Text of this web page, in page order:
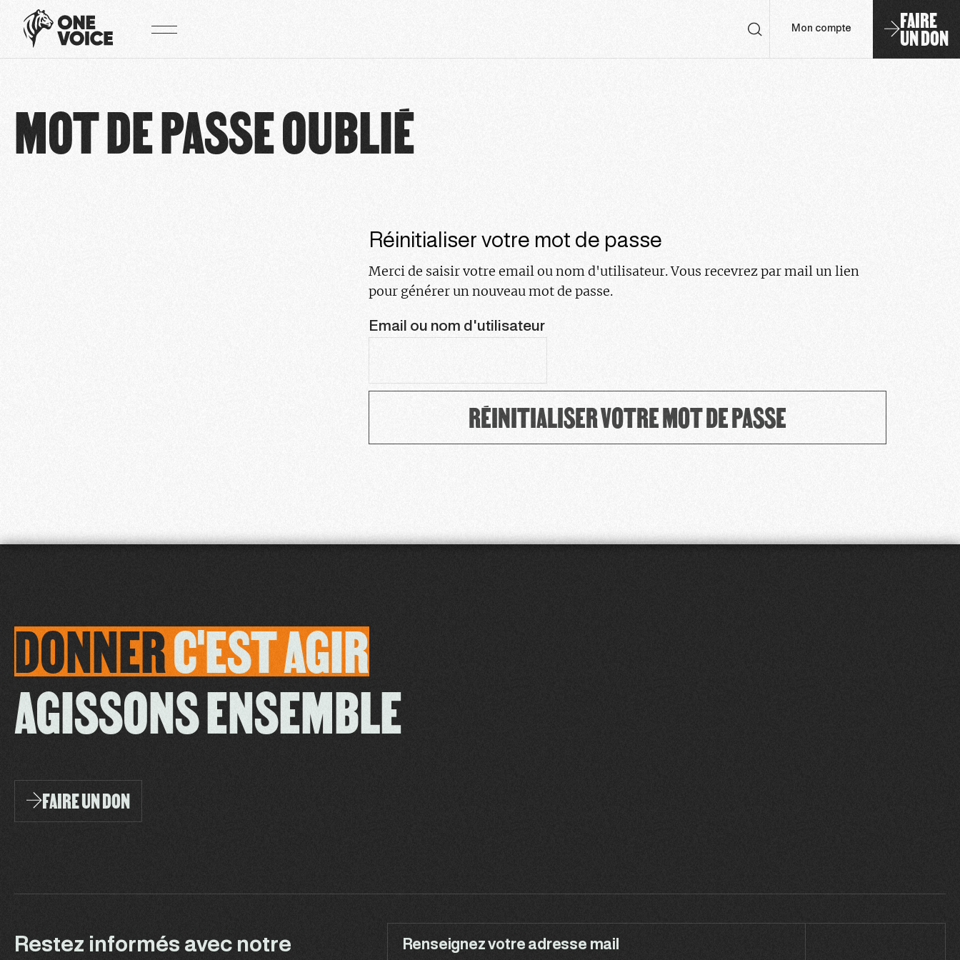
Mon compte FAIRE
UN DON
MOT DE PASSE OUBLIÉ
Réinitialiser votre mot de passe
Merci de saisir votre email ou nom d'utilisateur. Vous recevrez par mail un lien
pour générer un nouveau mot de passe.
Email ou nom d'utilisateur
RÉINITIALISER VOTRE MOT DE PASSE
DONNERC'ESTAGIR
AGISSONS ENSEMBLE
FAIRE UN DON
Restez informés avec notre Renseignez votre adresse mail